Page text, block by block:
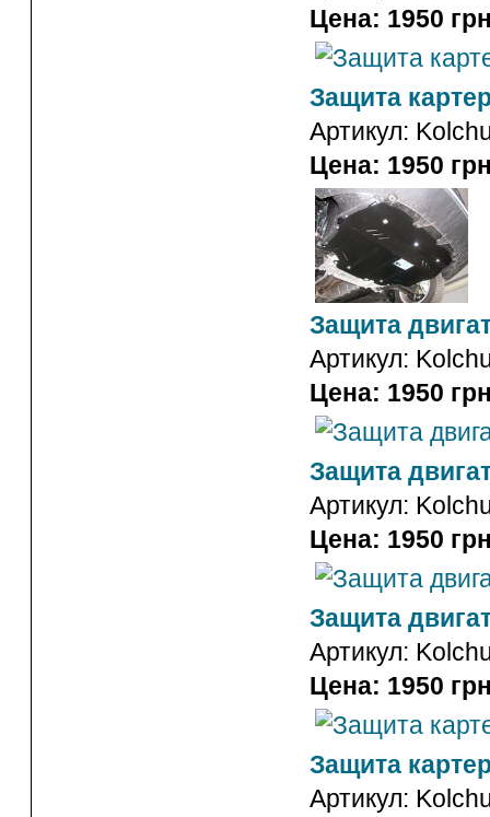
Цена: 1950
Защита
Артикул:
Цена: 1950
Защита
Артикул:
Цена: 1950
Защита
Артикул:
Цена: 1950
Защита
Артикул:
Цена: 1950
Защита
Артикул: